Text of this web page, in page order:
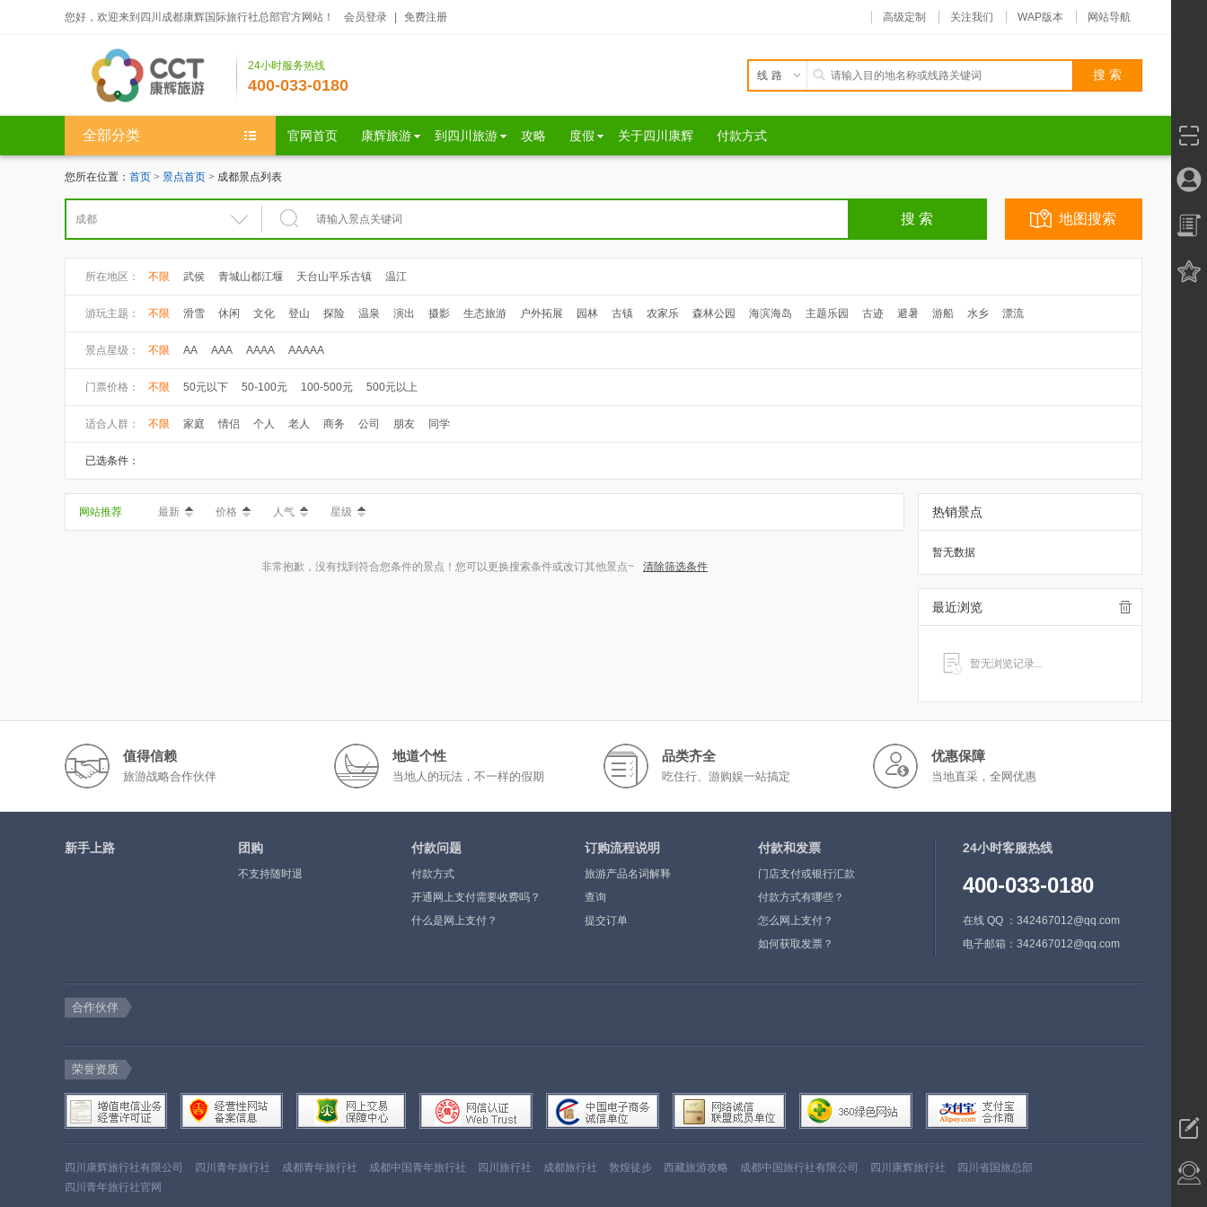
您好，欢迎来到四川成都康辉国际旅行社总部官方网站！ 会员登录 免费注册 高级定制 关注我们 WAP版本 网站导航
24小时服务热线
400-033-0180
线路
全部分类 官网首页 康辉旅游 到四川旅游 攻略 度假 关于四川康辉 付款方式
您所在位置： 首页 > 景点首页 > 成都景点列表
地图搜索
所在地区： 不限 武侯 青城山都江堰 天台山平乐古镇 温江
游玩主题： 不限 滑雪 休闲 文化 登山 探险 温泉 演出 摄影 生态旅游 户外拓展 园林 古镇 农家乐 森林公园 海滨海岛 主题乐园 古迹 避暑 游船 水乡 漂流
景点星级： 不限 AA AAA AAAA AAAAA
门票价格： 不限 50元以下 50-100元 100-500元 500元以上
适合人群： 不限 家庭 情侣 个人 老人 商务 公司 朋友 同学
已选条件：
网站推荐 最新 价格 人气 星级
非常抱歉，没有找到符合您条件的景点！您可以更换搜索条件或改订其他景点~ 清除筛选条件
热销景点
暂无数据
最近浏览
暂无浏览记录...
值得信赖
旅游战略合作伙伴
地道个性
当地人的玩法，不一样的假期
品类齐全
吃住行、游购娱一站搞定
优惠保障
当地直采，全网优惠
新手上路 团购
不支持随时退
付款问题
付款方式
开通网上支付需要收费吗？
什么是网上支付？
订购流程说明
旅游产品名词解释
查询
提交订单
付款和发票
门店支付或银行汇款
付款方式有哪些？
怎么网上支付？
如何获取发票？
24小时客服热线
400-033-0180
在线 QQ ：342467012@qq.com
电子邮箱：342467012@qq.com
合作伙伴
荣誉资质
四川康辉旅行社有限公司 四川青年旅行社 成都青年旅行社 成都中国青年旅行社 四川旅行社 成都旅行社 敦煌徒步 西藏旅游攻略 成都中国旅行社有限公司 四川康辉旅行社
四川省国旅总部
四川青年旅行社官网